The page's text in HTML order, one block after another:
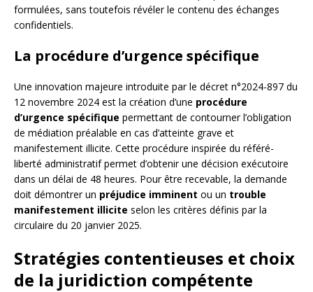
formulées, sans toutefois révéler le contenu des échanges
confidentiels.
La procédure d’urgence spécifique
Une innovation majeure introduite par le décret n°2024-897 du
12 novembre 2024 est la création d’une procédure
d’urgence spécifique permettant de contourner l’obligation
de médiation préalable en cas d’atteinte grave et
manifestement illicite. Cette procédure inspirée du référé-
liberté administratif permet d’obtenir une décision exécutoire
dans un délai de 48 heures. Pour être recevable, la demande
doit démontrer un préjudice imminent ou un trouble
manifestement illicite selon les critères définis par la
circulaire du 20 janvier 2025.
Stratégies contentieuses et choix
de la juridiction compétente